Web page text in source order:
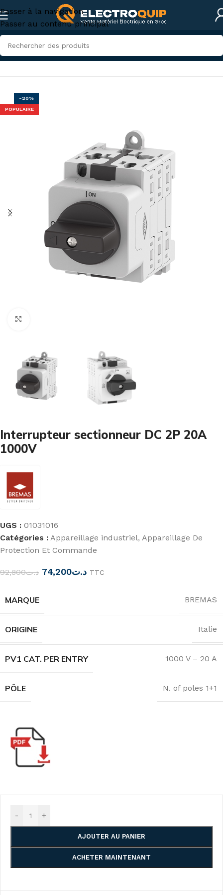
Passer à la navigation
Passer au contenu principal
Accueil/Électricité industrielle/Appareillage industriel
-20%
POPULAIRE
Interrupteur sectionneur DC 2P 20A
1000V
UGS : 01031016
Catégories : Appareillage industriel, Appareillage De
Protection Et Commande
د.ت92,800 د.ت74,200 TTC
MARQUE BREMAS
ORIGINE Italie
PV1 CAT. PER ENTRY 1000 V – 20 A
PÔLE N. of poles 1+1
- +
AJOUTER AU PANIER
ACHETER MAINTENANT